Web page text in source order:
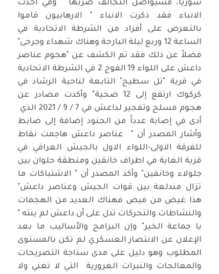
سوريا، فسيواصل التحالف ضربها" وفي احدث
الانباء فقد ذكرت الانباء " الارهابيون قاموا
بالتعرض على أفراد من الشرطة الاتحادية في
الساعة 12 وربع ليلة البارحة وهناك شهداء وجرحى"
فضلاً عن ذلك فقد تم الكشف عن "هجوم عناصر
داعش على اللواء 19 الفوج 2 في الشرطة الاتحادية
في قرية "تل سطيح" التابعة لناحية الرشاد في
كركوك ارتفع إلى 12 ضحية" وأكدت مصادر عن
هجوم مسلح وتفجير لداعش في 7 / 9 / 2021 الذي
أدى في إصابة عدداً من الجنود إضافة إلى ضابط
وأشار المصدر أن " عناصر داعش هاجمت نقاط
للفرقة الاولى-اللواء الاول بالجيش العراقي في
قرية الغاية في اطراف خانقين ومنطقة حلوان بين
جلولاء وخانفين" وأكد المصدر أن " الاشتباكات ما
تزال مندلعة بين قوات الجيش وعناصر داعش"
هذا غيض من فيض فهناك العديد من الهجمات
والنشاطات والتحركات تدل على أن داعش لم ينته "
يا جماعة الخير" وإن البرامج والأساليب ما بعد
الإعلان عن الانتصار العسكري لم تكن بالمستوى
المطلوب وهو دليل على مدى سذاجة التصريحات
والمعالجات والنبرات الغرورية التي لا تغني ولا